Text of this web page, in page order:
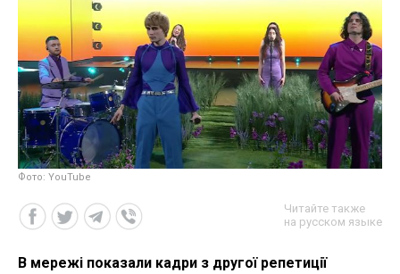
Фото: YouTube
Читайте также
на русском языке
В мережі показали кадри з другої репетиції